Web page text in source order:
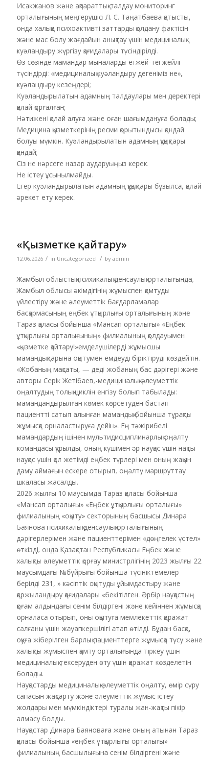
Исакжанов және ақпараттық-талдау мониторинг
орталығының меңгерушісі Л. С. Таңатбаева қатысты,
онда халыққа психоактивті заттарды қолдану фактісін
және мас болу жағдайын анықтау үшін медициналық
куәландыру жүргізу қағидалары түсіндірілді.
Өз сөзінде мамандар мыналарды егжей-тегжейлі
түсіндірді: «медициналық куәландыру дегеніміз не»,
куәландыру кезеңдері;
Куәландырылатын адамның талдаулары мен деректері
қалай қорғалған;
Нәтижені қалай алуға және оған шағымдануға болады;
Медицина қызметкерінің ресми қорытындысы қандай
болуы мүмкін. Куәландырылатын адамның құқықтары
қандай;
Сіз не нәрсеге назар аударуыңыз керек.
Не істеу ұсынылмайды.
Егер куәландырылатын адамның құқықтары бұзылса, қалай
әрекет ету керек.
«Қызметке қайтару»
12.06.2026 / in Uncategorized / by admin
Жамбыл облыстық психикалық денсаулық орталығында,
Жамбыл облысы әкімдігінің жұмыспен қамтуды
үйлестіру және әлеуметтік бағдарламалар
басқармасының еңбек ұтқырлығы орталығының және
Тараз қаласы бойынша «Мансап орталығы» «Еңбек
ұтқырлығы орталығының» филиалының қолдауымен
«қызметке қайтару!»емделушілерді жұмысшы
мамандықтарына оқытумен емдеуді біріктіруді көздейтін.
«Жобаның мақсаты, — деді жобаның бас дәрігері және
авторы Серік Жетібаев,-медициналық-әлеуметтік
оңалтудың толық циклін енгізу болып табылады:
мамандандырылған көмек көрсетуден бастап
пациентті сатып алынған мамандық бойынша тұрақты
жұмысқа орналастыруға дейін». Ең тәжірибелі
мамандардың ішінен мультидисциплинарлық оңалту
командасы құрылды, оның күшімен әр науқас үшін нақты
науқас үшін қол жетімді еңбек түрлері мен оның жақын
даму аймағын ескере отырып, оңалту маршруттау
шкаласы жасалды.
2026 жылғы 10 маусымда Тараз қаласы бойынша
«Мансап орталығы» «Еңбек ұтқырлығы орталығы»
филиалының «оқыту» секторының басшысы Динара
Баянова психикалық денсаулық орталығының
дәрігерлерімен және пациенттерімен «дөңгелек үстел»
өткізді, онда Қазақстан Республикасы Еңбек және
халықты әлеуметтік қорғау министрлігінің 2023 жылғы 22
маусымдағы №бұйрығы бойынша түсініктемелер
берілді 231, » кәсіптік оқытуды ұйымдастыру және
қаржыландыру қағидалары «бекітілген. Әрбір науқастың
қоғам алдындағы сенім білдіргені және кейіннен жұмысқа
орналаса отырып, оны оқытуға мемлекеттік қаражат
салғаны үшін жауапкершілігі атап өтілді. Бұдан басқа,
оқуға жіберілген барлық пациенттерге жұмысқа түсу және
халықты жұмыспен қамту орталығында тіркеу үшін
медициналық тексеруден өту үшін қаражат көзделетін
болады.
Науқастарды медициналық-әлеуметтік оңалту, өмір сүру
сапасын жақсарту және әлеуметтік жұмыс істеу
жолдары мен мүмкіндіктері туралы жан-жақты пікір
алмасу болды.
Науқастар Динара Баяноваға және оның атынан Тараз
қаласы бойынша «еңбек ұтқырлығы орталығы»
филиалының басшылығына сенім білдіргені және